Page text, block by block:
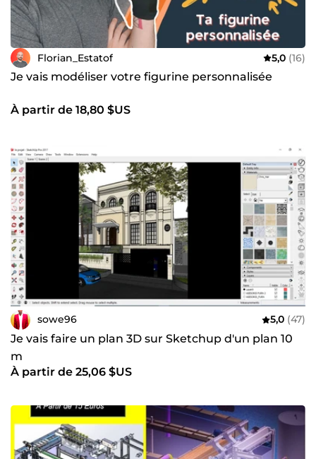
Florian_Estatof 5,0 (16)
Je vais modéliser votre figurine personnalisée
À partir de 18,80 $US
sowe96 5,0 (47)
Je vais faire un plan 3D sur Sketchup d'un plan 10
m
À partir de 25,06 $US